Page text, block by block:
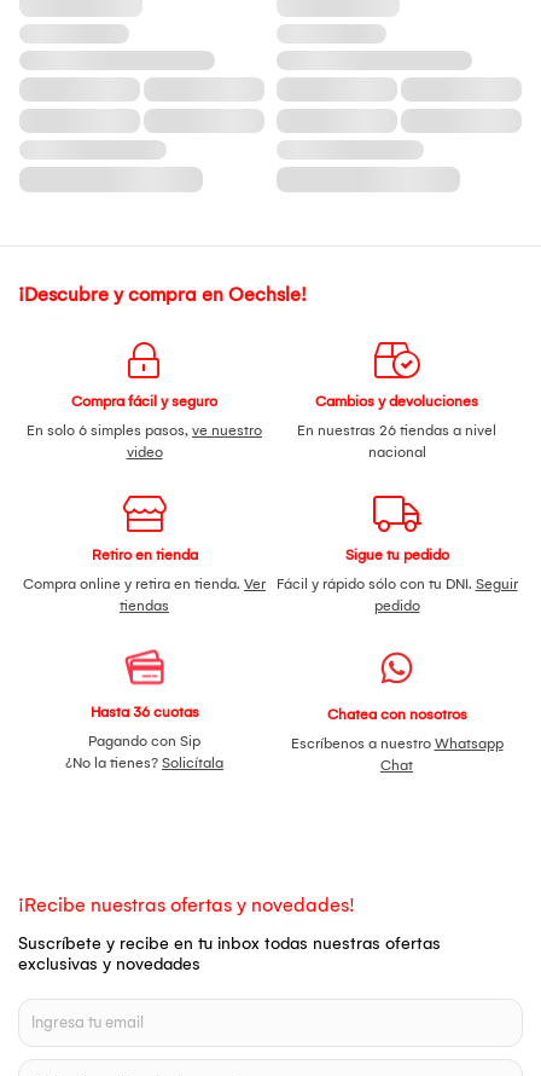
¡Descubre y compra en Oechsle!
Compra fácil y seguro
En solo 6 simples pasos, ve nuestro
video
Cambios y devoluciones
En nuestras 26 tiendas a nivel
nacional
Retiro en tienda
Compra online y retira en tienda. Ver
tiendas
Sigue tu pedido
Fácil y rápido sólo con tu DNI. Seguir
pedido
Hasta 36 cuotas
Pagando con Sip
¿No la tienes? Solicítala
Chatea con nosotros
Escríbenos a nuestro Whatsapp
Chat
¡Recibe nuestras ofertas y novedades!
Suscríbete y recibe en tu inbox todas nuestras ofertas
exclusivas y novedades